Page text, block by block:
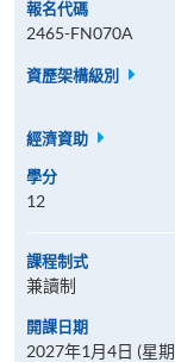
報名代碼
2465-FN070A
資歷架構級別
經濟資助
學分
12
課程制式
兼讀制
開課日期
2027年1月4日 (星